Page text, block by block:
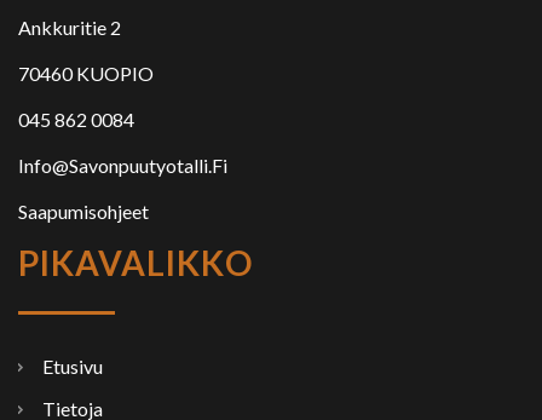
Ankkuritie 2
70460 KUOPIO
045 862 0084
Info@savonpuutyotalli.fi
Saapumisohjeet
PIKAVALIKKO
Etusivu
Tietoja